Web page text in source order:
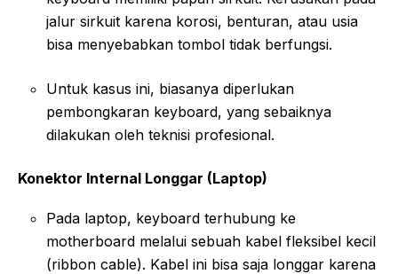
jalur sirkuit karena korosi, benturan, atau usia
bisa menyebabkan tombol tidak berfungsi.
Untuk kasus ini, biasanya diperlukan
pembongkaran keyboard, yang sebaiknya
dilakukan oleh teknisi profesional.
Konektor Internal Longgar (Laptop)
Pada laptop, keyboard terhubung ke
motherboard melalui sebuah kabel fleksibel kecil
(ribbon cable). Kabel ini bisa saja longgar karena